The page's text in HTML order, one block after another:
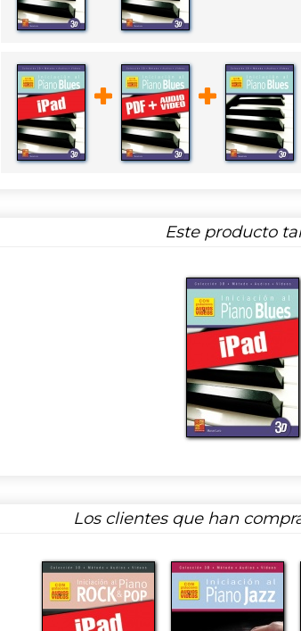
Este producto
Los clientes que han